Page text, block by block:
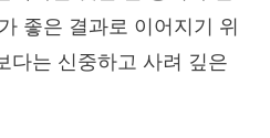
좋은 결과로 이어지기 위
다는 신중하고 사려 깊은